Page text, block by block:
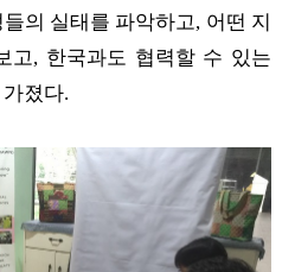
의 실태를 파악하고, 어떤 지
고, 한국과도 협력할 수 있는
졌다.